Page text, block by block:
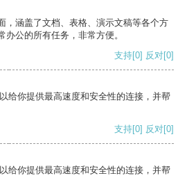
，涵盖了文档、表格、演示文稿等各个方
公的所有任务，非常方便。
支持[0] 反对[0]
给你提供最高速度和安全性的连接，并帮
支持[0] 反对[0]
给你提供最高速度和安全性的连接，并帮